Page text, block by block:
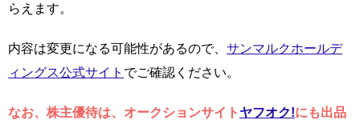
らえます。
内容は変更になる可能性があるので、 サンマルクホールデ
ィングス公式サイト でご確認ください。
なお、株主優待は、オークションサイト ヤフオク!にも出品